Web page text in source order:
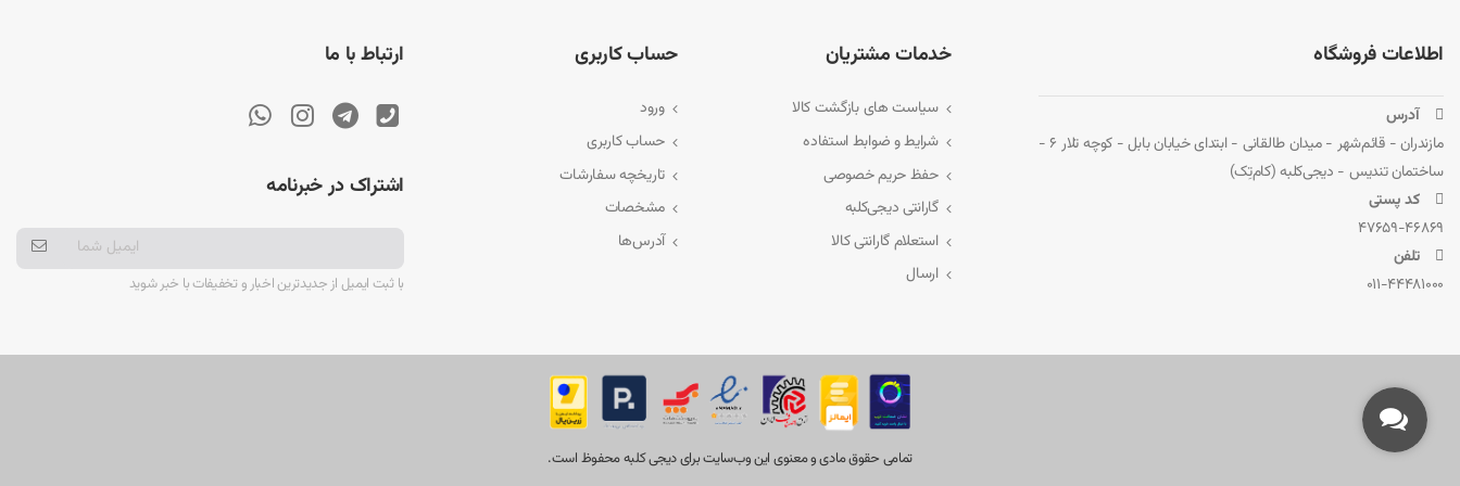
اطلاعات فروشگاه
 آدرس
مازندران - قائم‌شهر - میدان طالقانی - ابتدای خیابان بابل - کوچه تلار 6 -
ساختمان تندیس - دیجی‌کلبه (کام‌تِک)
 کد پستی
47659-46869
 تلفن
011-44481000
خدمات مشتریان
سیاست های بازگشت کالا
شرایط و ضوابط استفاده
حفظ حریم خصوصی
گارانتی دیجی‌کلبه
استعلام گارانتی کالا
ارسال
حساب کاربری
ورود
حساب کاربری
تاریخچه سفارشات
مشخصات
آدرس‌ها
ارتباط با ما
اشتراک در خبرنامه
با ثبت ایمیل از جدیدترین اخبار و تخفیفات با خبر شوید
تمامی حقوق مادی و معنوی اين وب‌سايت برای دیجی کلبه محفوظ است.